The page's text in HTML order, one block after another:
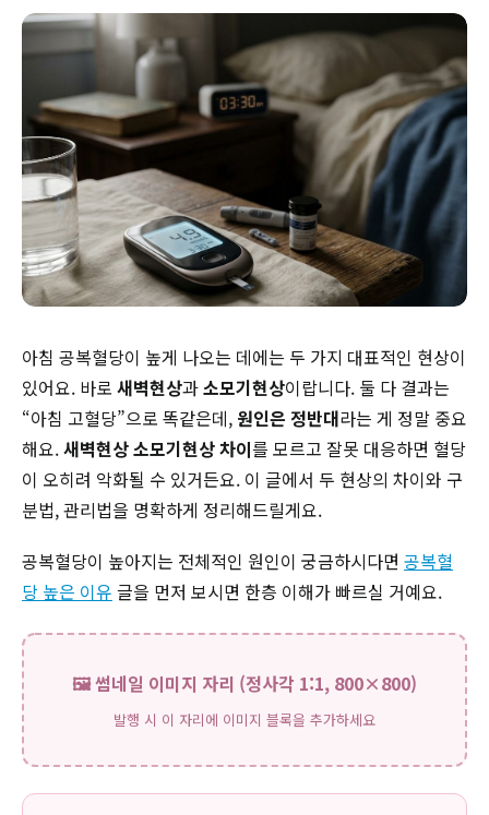
아침 공복혈당이 높게 나오는 데에는 두 가지 대표적인 현상이
있어요. 바로 새벽현상과소모기현상이랍니다. 둘 다 결과는
“아침 고혈당”으로 똑같은데, 원인은 정반대라는 게 정말 중요
해요.새벽현상 소모기현상 차이를 모르고 잘못 대응하면 혈당
이 오히려 악화될 수 있거든요. 이 글에서 두 현상의 차이와 구
분법, 관리법을 명확하게 정리해드릴게요.
공복혈당이 높아지는 전체적인 원인이 궁금하시다면 공복혈
당 높은 이유 글을 먼저 보시면 한층 이해가 빠르실 거예요.
🖼️ 썸네일 이미지 자리 (정사각 1:1, 800×800)
발행 시 이 자리에 이미지 블록을 추가하세요